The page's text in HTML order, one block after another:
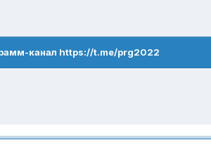
канал https://t.me/prg2022